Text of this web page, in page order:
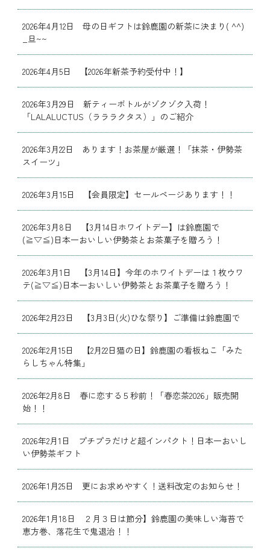
2026年4月12日 母の日ギフトは鈴鹿園の新茶に決まり( ^^)
_旦~~
2026年4月5日 【2026年新茶予約受付中！】
2026年3月29日 新ティーボトルがゾクゾク入荷！
「LALALUCTUS（ラララクタス）」のご紹介
2026年3月22日 あります！お茶屋が厳選！「抹茶・伊勢茶
スイーツ」
2026年3月15日 【会員限定】セールページあります！！
2026年3月8日 【3月14日ホワイトデー】は鈴鹿園で
(≧▽≦)日本一おいしい伊勢茶とお茶菓子を贈ろう！
2026年3月1日 【3月14日】今年のホワイトデーは１枚ウワ
テ(≧▽≦)日本一おいしい伊勢茶とお茶菓子を贈ろう！
2026年2月23日 【3月3日(火)ひな祭り】ご準備は鈴鹿園で
2026年2月15日 【2月22日猫の日】鈴鹿園の看板ねこ「みた
らしちゃん特集」
2026年2月8日 春に恋する５秒前！「春恋茶2026」販売開
始！！
2026年2月1日 プチプラだけど超インパクト！日本一おいし
い伊勢茶ギフト
2026年1月25日 更にお求めやすく！送料改定のお知らせ！
2026年1月18日 ２月３日は節分】鈴鹿園の美味しい海苔で
恵方巻、落花生で鬼退治！！